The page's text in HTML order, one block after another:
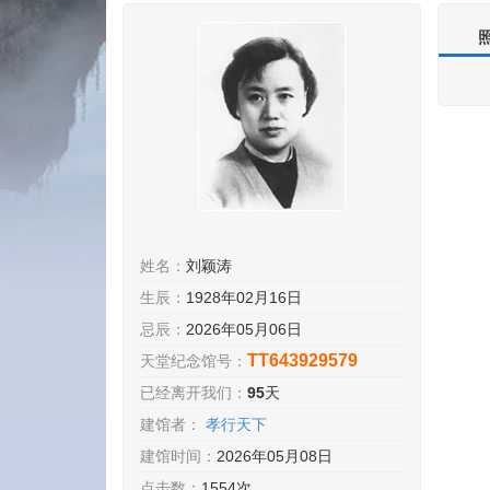
姓名： 刘颖涛
生辰： 1928年02月16日
忌辰： 2026年05月06日
天堂纪念馆号： TT643929579
已经离开我们： 95天
建馆者：
孝行天下
建馆时间： 2026年05月08日